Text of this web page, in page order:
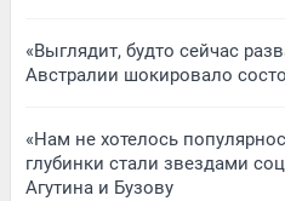
«Выглядит, будто сейчас
Австралии шокировало
«Нам не хотелось
глубинки стали звездами
Агутина и Бузову